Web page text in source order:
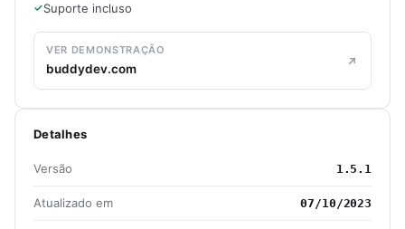
Suporte incluso
VER DEMONSTRAÇÃO
buddydev.com
Detalhes
Versão 1.5.1
Atualizado em 07/10/2023